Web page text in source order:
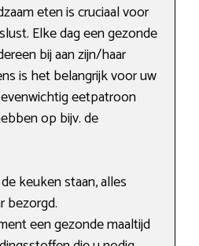
eten is cruciaal voor
Elke dag een gezonde
bij aan zijn/haar
is het belangrijk voor uw
eetpatroon
op bijv. de
keuken staan, alles
bezorgd.
een gezonde maaltijd